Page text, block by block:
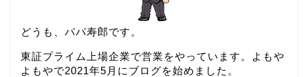
どうも、パパ寿郎です。
東証プライム上場企業で営業をやっています。よもや
よもやで2021年5月にブログを始めました。